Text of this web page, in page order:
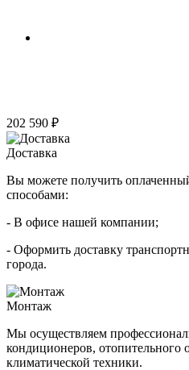
202 590 ₽
Доставка
Вы можете получить
способами:
- В офисе нашей компании;
- Оформить доставку
города.
Монтаж
Мы осуществляем
кондиционеров, отопительного
климатической техники.